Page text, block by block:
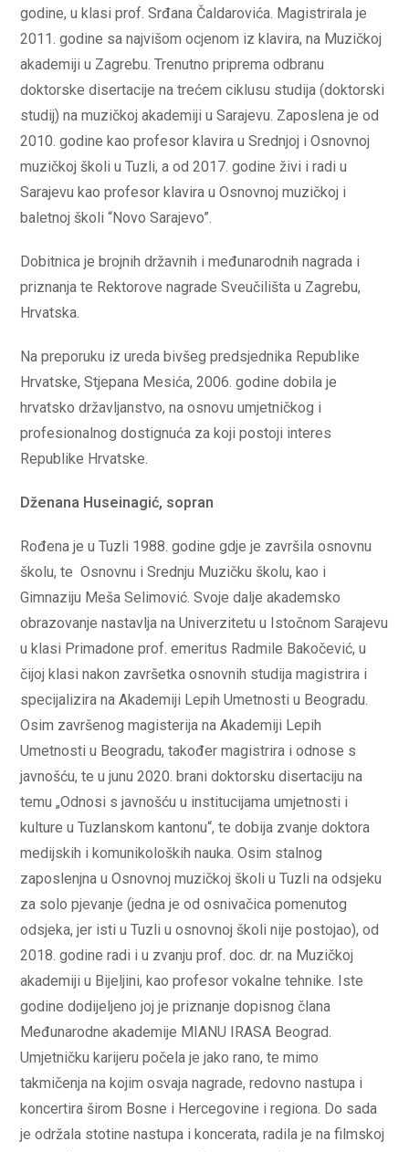
godine, u klasi prof. Srđana Čaldarovića. Magistrirala je
2011. godine sa najvišom ocjenom iz klavira, na Muzičkoj
akademiji u Zagrebu. Trenutno priprema odbranu
doktorske disertacije na trećem ciklusu studija (doktorski
studij) na muzičkoj akademiji u Sarajevu. Zaposlena je od
2010. godine kao profesor klavira u Srednjoj i Osnovnoj
muzičkoj školi u Tuzli, a od 2017. godine živi i radi u
Sarajevu kao profesor klavira u Osnovnoj muzičkoj i
baletnoj školi “Novo Sarajevo”.
Dobitnica je brojnih državnih i međunarodnih nagrada i
priznanja te Rektorove nagrade Sveučilišta u Zagrebu,
Hrvatska.
Na preporuku iz ureda bivšeg predsjednika Republike
Hrvatske, Stjepana Mesića, 2006. godine dobila je
hrvatsko državljanstvo, na osnovu umjetničkog i
profesionalnog dostignuća za koji postoji interes
Republike Hrvatske.
Dženana Huseinagić, sopran
Rođena je u Tuzli 1988. godine gdje je završila osnovnu
školu, te Osnovnu i Srednju Muzičku školu, kao i
Gimnaziju Meša Selimović. Svoje dalje akademsko
obrazovanje nastavlja na Univerzitetu u Istočnom Sarajevu
u klasi Primadone prof. emeritus Radmile Bakočević, u
čijoj klasi nakon završetka osnovnih studija magistrira i
specijalizira na Akademiji Lepih Umetnosti u Beogradu.
Osim završenog magisterija na Akademiji Lepih
Umetnosti u Beogradu, također magistrira i odnose s
javnošću, te u junu 2020. brani doktorsku disertaciju na
temu „Odnosi s javnošću u institucijama umjetnosti i
kulture u Tuzlanskom kantonu“, te dobija zvanje doktora
medijskih i komunikoloških nauka. Osim stalnog
zaposlenjna u Osnovnoj muzičkoj školi u Tuzli na odsjeku
za solo pjevanje (jedna je od osnivačica pomenutog
odsjeka, jer isti u Tuzli u osnovnoj školi nije postojao), od
2018. godine radi i u zvanju prof. doc. dr. na Muzičkoj
akademiji u Bijeljini, kao profesor vokalne tehnike. Iste
godine dodijeljeno joj je priznanje dopisnog člana
Međunarodne akademije MIANU IRASA Beograd.
Umjetničku karijeru počela je jako rano, te mimo
takmičenja na kojim osvaja nagrade, redovno nastupa i
koncertira širom Bosne i Hercegovine i regiona. Do sada
je održala stotine nastupa i koncerata, radila je na filmskoj